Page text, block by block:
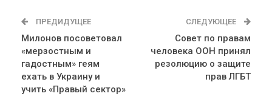
ПРЕДИДУЩЕЕ
Милонов посоветовал
«мерзостным и
гадостным» геям
ехать в Украину и
учить «Правый сектор»
СЛЕДУЮЩЕЕ
Совет по правам
человека ООН принял
резолюцию о защите
прав ЛГБТ